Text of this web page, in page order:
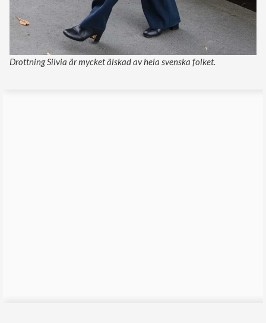
Drottning Silvia är mycket älskad av hela svenska folket.